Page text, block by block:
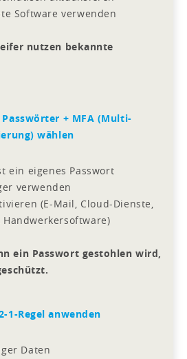
Software verwenden
nutzen bekannte
+ MFA (Multi-
wählen
ein eigenes Passwort
verwenden
(E-Mail, Cloud-Dienste,
ein Passwort gestohlen wird,
1-Regel anwenden
Daten